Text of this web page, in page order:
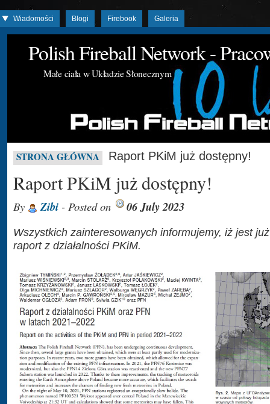
Wiadomości Blogi Firebook Galeria
Polish Fireball Network -
Małe ciała w Układzie Słonecznym
STRONA GŁÓWNA Raport PKiM już dostępny!
Raport PKiM już dostępny!
By Zibi - Posted on 06 July 2023
Wszystkich zainteresowanych informujemy, iż jest
raport z działalności PKiM.